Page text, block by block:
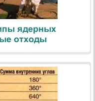
ядерных
отходы